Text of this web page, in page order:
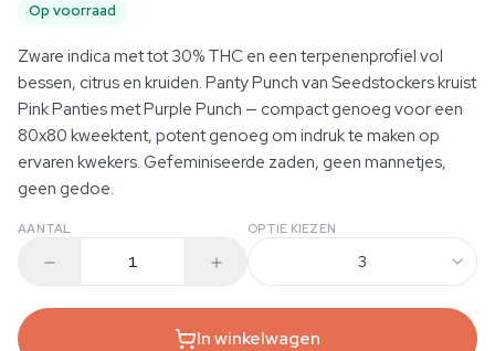
Op voorraad
Zware indica met tot 30% THC en een terpenenprofiel vol
bessen, citrus en kruiden. Panty Punch van Seedstockers kruist
Pink Panties met Purple Punch — compact genoeg voor een
80x80 kweektent, potent genoeg om indruk te maken op
ervaren kwekers. Gefeminiseerde zaden, geen mannetjes,
geen gedoe.
AANTAL OPTIE KIEZEN
3
In winkelwagen